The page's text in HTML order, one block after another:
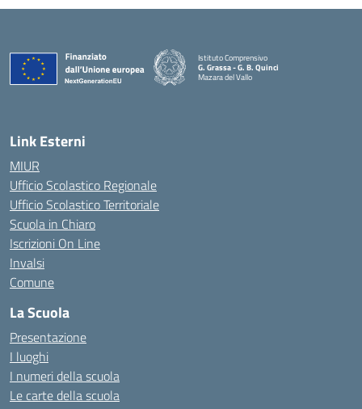
Istituto Comprensivo
G. Grassa - G. B. Quinci
Mazara del Vallo
Link Esterni
MIUR
Ufficio Scolastico Regionale
Ufficio Scolastico Territoriale
Scuola in Chiaro
Iscrizioni On Line
Invalsi
Comune
La Scuola
Presentazione
I luoghi
I numeri della scuola
Le carte della scuola